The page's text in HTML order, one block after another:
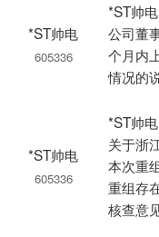
*ST帅电
605336
*ST帅
公司董
个月内
情况的
*ST帅电
605336
*ST帅
关于浙
本次重
重组存
核查意